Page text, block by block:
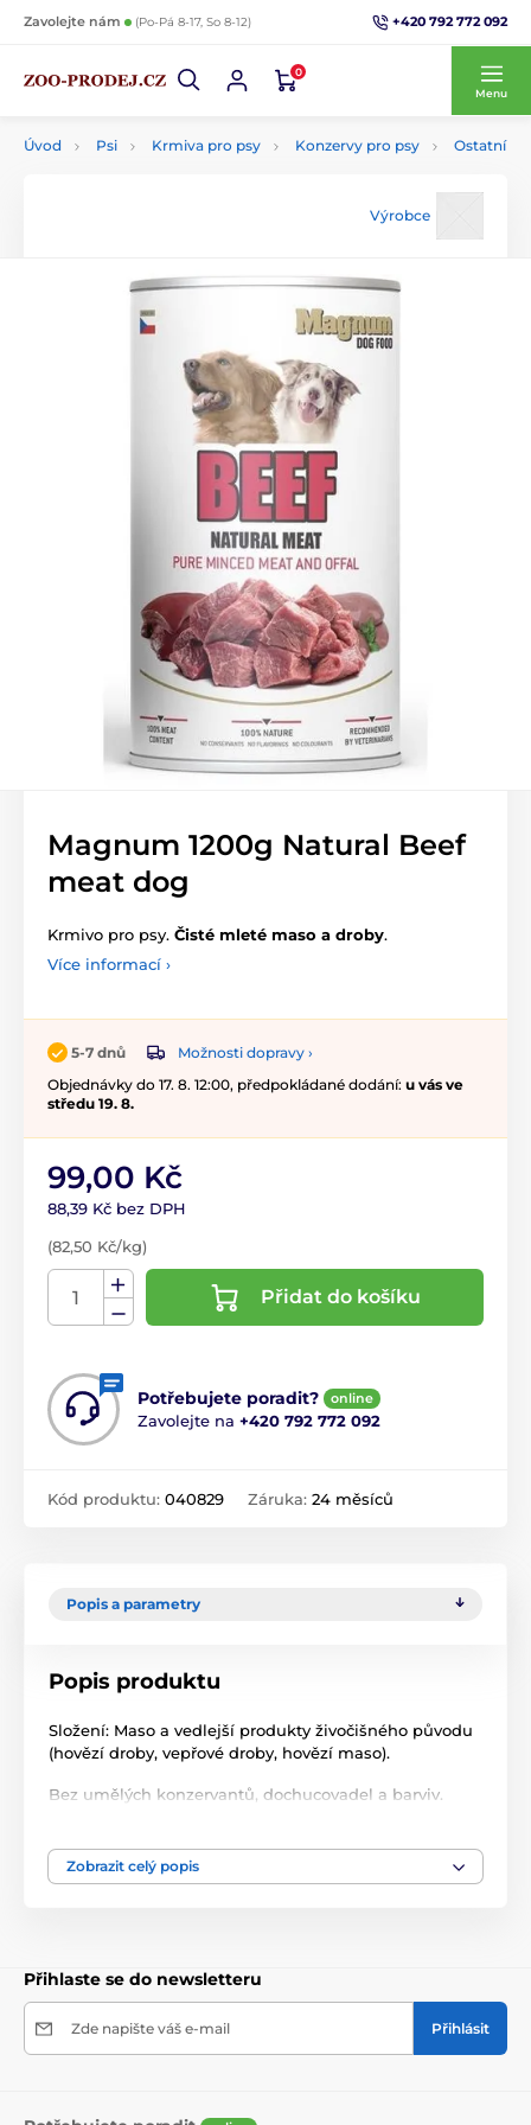
Zavolejte nám (Po-Pá 8-17, So 8-12) +420 792 772 092
0
Menu
Úvod Psi Krmiva pro psy Konzervy pro psy Ostatní
Výrobce
Magnum 1200g Natural Beef
meat dog
Krmivo pro psy. Čisté mleté maso a droby.
Více informací ›
5-7 dnů
Možnosti dopravy ›
Objednávky do 17. 8. 12:00, předpokládané dodání: u vás ve
středu 19. 8.
99,00 Kč
88,39 Kč bez DPH
(82,50 Kč/kg)
Přidat do košíku
Potřebujete poradit? online
Zavolejte na +420 792 772 092
Kód produktu: 040829 Záruka: 24 měsíců
Popis a parametry
Popis produktu
Složení: Maso a vedlejší produkty živočišného původu
(hovězí droby, vepřové droby, hovězí maso).
Bez umělých konzervantů, dochucovadel a barviv.
hrubá vláknina 0,5%, hrubý popel 2,5%, vlhkost 70%,
vysoký přirozený obsah vitamínu (A,E,D), aminokyselin
Po otevření uchovejte v chladu.
hmotnost 1200g
Zobrazit celý popis
Přihlaste se do newsletteru
Zde napište váš e-mail Přihlásit